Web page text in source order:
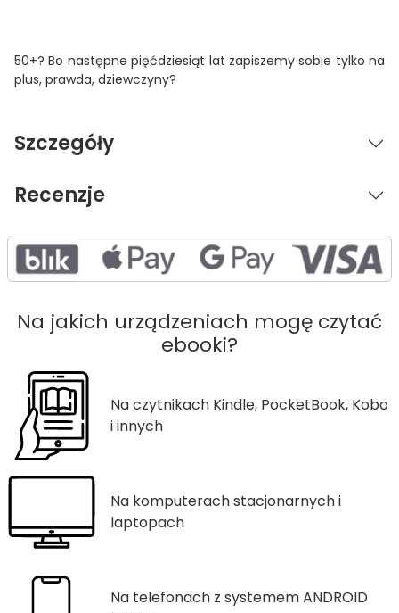
50+? Bo następne pięćdziesiąt lat zapiszemy sobie tylko na
plus, prawda, dziewczyny?
Szczegóły
Recenzje
Na jakich urządzeniach mogę czytać
ebooki?
Na czytnikach Kindle, PocketBook, Kobo
i innych
Na komputerach stacjonarnych i
laptopach
Na telefonach z systemem ANDROID